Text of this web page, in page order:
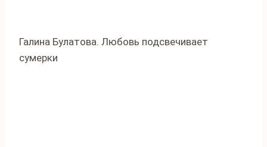
Галина Булатова. Любовь подсвечивает
сумерки